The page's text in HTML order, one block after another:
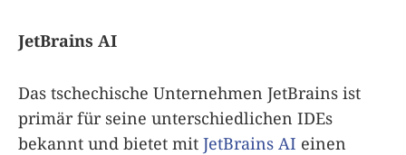
JetBrains AI
Das tschechische Unternehmen JetBrains ist
primär für seine unterschiedlichen IDEs
bekannt und bietet mit JetBrains AI einen